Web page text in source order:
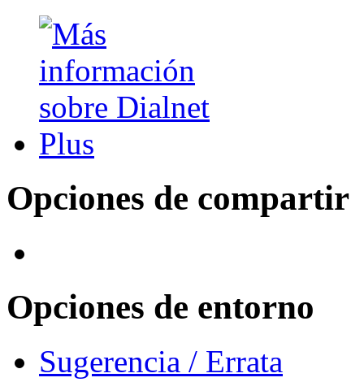
Opciones de compartir
Opciones de entorno
Sugerencia / Errata